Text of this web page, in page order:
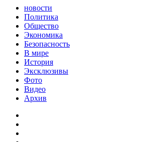
новости
Политика
Общество
Экономика
Безопасность
В мире
История
Эксклюзивы
Фото
Видео
Архив